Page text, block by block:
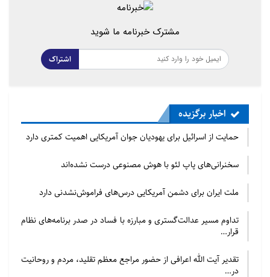
مشترک خبرنامه ما شوید
اشتراک
اخبار برگزیده
حمایت از اسرائیل برای یهودیان جوان آمریکایی اهمیت کمتری دارد
سخنرانی‌های پاپ لئو با هوش مصنوعی درست نشده‌اند
ملت ایران برای دشمن آمریکایی درس‌های فراموش‌نشدنی دارد
تداوم مسیر عدالت‌گستری و مبارزه با فساد در صدر برنامه‌های نظام
قرار…
تقدیر آیت الله اعرافی از حضور مراجع معظم تقلید، مردم و روحانیت
در…